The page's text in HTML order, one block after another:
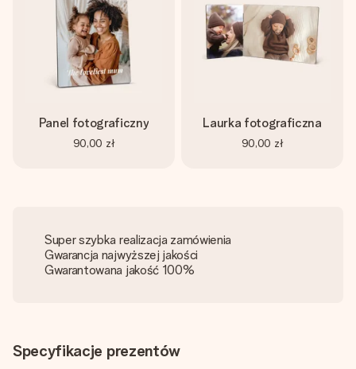
Panel fotograficzny
90,00 zł
Laurka fotograficzna
90,00 zł
Super szybka realizacja zamówienia
Gwarancja najwyższej jakości
Gwarantowana jakość 100%
Specyfikacje prezentów